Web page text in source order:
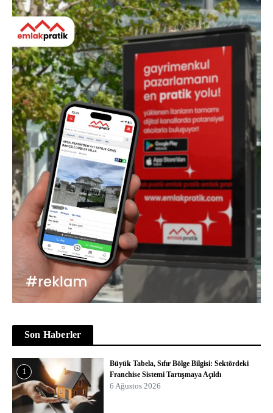
Son Haberler
1
Büyük Tabela, Sıfır Bölge Bilgisi: Sektördeki
Franchise Sistemi Tartışmaya Açıldı
6 Ağustos 2026